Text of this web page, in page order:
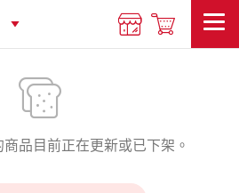
品目前正在更新或已下架。